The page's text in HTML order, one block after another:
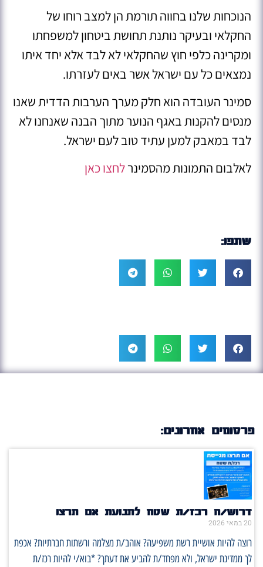
הנוכחות שלנו בחווה תורמת הן למצב רוחו של
החקלאי ובעיקר נותנת תחושת ביטחון למשפחתו
ומקרינה כלפי חוץ שהחקלאי לא לבד אלא יחד איתו
נמצאים כל עם ישראל אשר באים לעזרתו.
סמינר העובדה הוא חלק מערך הערבות הדדית שאנו
מנסים להקנות באגף הנוער מתוך הבנה שאנחנו לא
לבד במאבק למען עתיד טוב לעם ישראל.
לאלבום התמונות מהסמינרלחצו כאן
שתפו:
פרסומים אחרונים:
דרוש/ה רכז/ת שטח לתנועת אם תרצו
20 במאי 2026
רוצה להיות אושיית רשת משפיעה? אוהב/ת מצלמה ורשתות חברתיות? אכפת
לך ממדינת ישראל, ולא מפחד/ת להביע את דעתך? *בוא/י להיות רכז/ת